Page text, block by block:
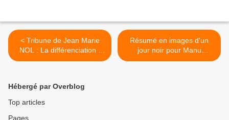
< Tribune de Jean Marie
NOL : La différenciation :
chance ou obstacle de taille
Résumé en images d'un
jour noir pour Manu
Macron ; cela vaut le
Hébergé par Overblog
Top articles
Pages